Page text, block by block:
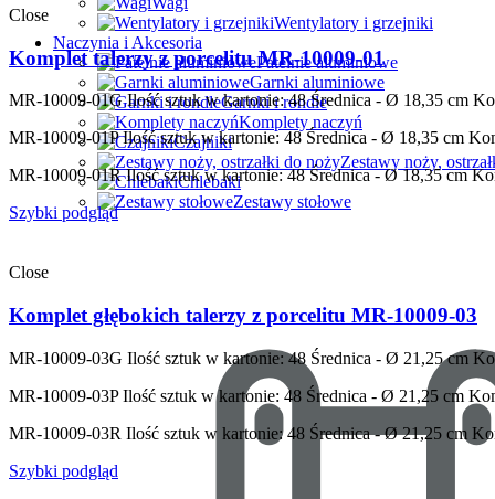
Wentylatory i grzejniki
Naczynia i Akcesoria
Patelnie aluminiowe
Garnki aluminiowe
Garnki i rondle
Komplety naczyń
Czajniki
Zestawy noży,
Chlebaki
Zestawy stołowe
Close
Komplet talerzy z porcelitu MR-10009-01
MR-10009-01GIlość sztuk w kartonie: 48 Średnica - Ø 18,35 cm
MR-10009-01PIlość sztuk w kartonie: 48 Średnica - Ø 18,35 cm
MR-10009-01RIlość sztuk w kartonie: 48 Średnica - Ø 18,35 cm
Szybki podgląd
Close
Komplet głębokich talerzy z porcelitu MR-10009-03
MR-10009-03G Ilość sztuk w kartonie: 48 Średnica - Ø 21,25 cm
MR-10009-03PIlość sztuk w kartonie: 48 Średnica - Ø 21,25 cm
MR-10009-03R Ilość sztuk w kartonie: 48 Średnica - Ø 21,25 cm
Szybki podgląd